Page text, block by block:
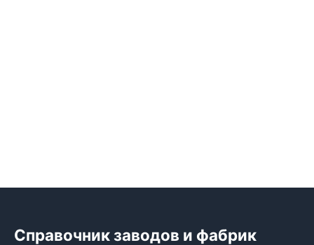
Справочник заводов и фабрик